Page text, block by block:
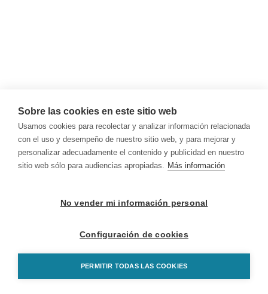
Sobre las cookies en este sitio web
Usamos cookies para recolectar y analizar información relacionada
con el uso y desempeño de nuestro sitio web, y para mejorar y
personalizar adecuadamente el contenido y publicidad en nuestro
sitio web sólo para audiencias apropiadas. Más información
No vender mi información personal
Configuración de cookies
PERMITIR TODAS LAS COOKIES